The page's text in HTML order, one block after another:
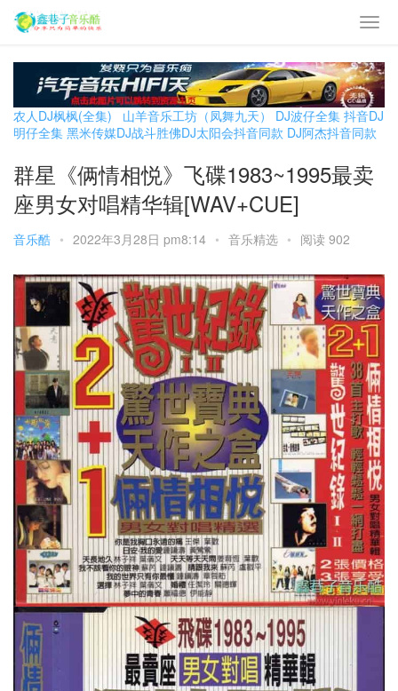
农人DJ枫枫(全集) 山羊音乐工坊（凤舞九天） DJ波仔全集 抖音DJ
明仔全集 黑米传媒DJ战斗胜佛DJ太阳会抖音同款 DJ阿杰抖音同款
群星《俩情相悦》飞碟1983~1995最卖
座男女对唱精华辑[WAV+CUE]
音乐酷 • 2022年3月28日 pm8:14 • 音乐精选 • 阅读 902